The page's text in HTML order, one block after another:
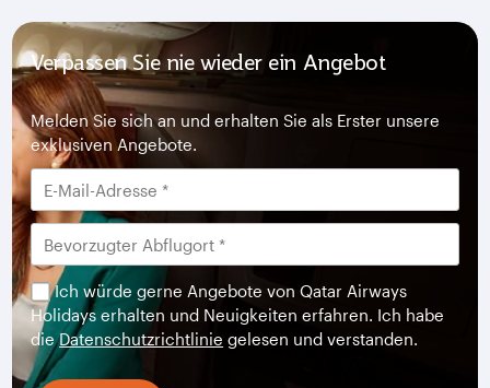
Verpassen Sie nie wieder ein Angebot
Melden Sie sich an und erhalten Sie als Erster unsere
exklusiven Angebote.
Ich würde gerne Angebote von Qatar Airways
Holidays erhalten und Neuigkeiten erfahren. Ich habe
dieDatenschutzrichtlinie gelesen und verstanden.